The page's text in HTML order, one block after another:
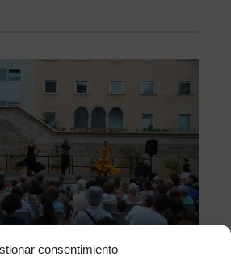
consentimiento